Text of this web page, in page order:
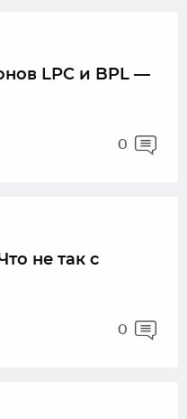
LPC и BPL —
0
не так с
0